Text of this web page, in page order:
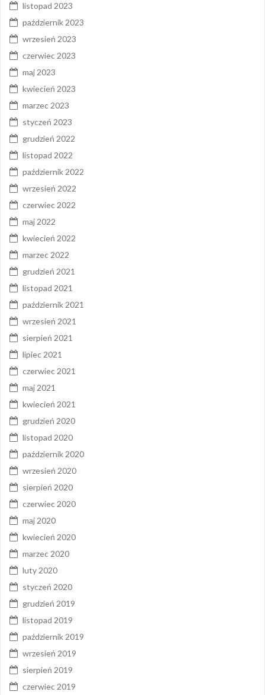
listopad 2023
październik 2023
wrzesień 2023
czerwiec 2023
maj 2023
kwiecień 2023
marzec 2023
styczeń 2023
grudzień 2022
listopad 2022
październik 2022
wrzesień 2022
czerwiec 2022
maj 2022
kwiecień 2022
marzec 2022
grudzień 2021
listopad 2021
październik 2021
wrzesień 2021
sierpień 2021
lipiec 2021
czerwiec 2021
maj 2021
kwiecień 2021
grudzień 2020
listopad 2020
październik 2020
wrzesień 2020
sierpień 2020
czerwiec 2020
maj 2020
kwiecień 2020
marzec 2020
luty 2020
styczeń 2020
grudzień 2019
listopad 2019
październik 2019
wrzesień 2019
sierpień 2019
czerwiec 2019